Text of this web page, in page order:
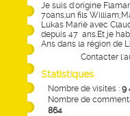
Je suis d'origine
70ans,un fils
Lukas Mariè avec
depuis 47 ans.Et je
Ans dans la région de
Contacter
Statistiques
Nombre de visites : 9
Nombre de
864